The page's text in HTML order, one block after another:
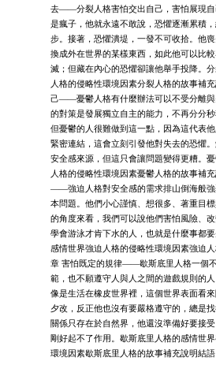
去——分裂人格害怕交出自己，害怕展現自
是瘋子，他就永遠不敢說，恐懼逐漸累積
步。接著，恐懼潰堤，一發不可收拾。他
換成外在世界的某樣東西，如此他可以比
滅；但藏在內心的恐懼卻讓他舉手投降。
人格的侵略性環境因素分裂人格的故事補
己——憂鬱人格有什麼辦法可以不受分離與
的對策是發展獨立自主的能力，不再分分秒
但憂鬱的人很難做到這一點，因為這代表
緊密連結，這會立刻引發他對失去的恐懼
安全感來源，但這只會讓問題變得更糟。
人格的侵略性環境因素憂鬱人格的故事補
——強迫人格對安全感的需求排山倒海般強
本問題。他們小心謹慎、想很多、著重目
的角度來看，我們可以說他們害怕風險、
學會游泳才肯下水的人，也就是什麼事都
感情世界強迫人格的侵略性環境因素強迫
章 害怕既定的規律——歇斯底里人格一個
範，也不願遵守人與人之間的遊戲規則的
像是生活在橡皮世界裡，這個世界表面看
夕改，反正他也沒有要嚴格遵守的，總是
關係只存在於自然界，他還沒準備好要接
剛好起不了作用。歇斯底里人格的感情世
環境因素歇斯底里人格的故事補充說明結語